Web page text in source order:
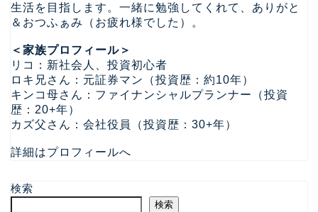
生活を目指します。一緒に勉強してくれて、ありがと
＆おつふぁみ（お疲れ様でした）。
＜家族プロフィール＞
リコ：新社会人、投資初心者
ロキ兄さん：元証券マン（投資歴：約10年）
キンコ母さん：ファイナンシャルプランナー（投資
歴：20+年）
カズ父さん：会社役員（投資歴：30+年）
詳細はプロフィールへ
検索
検索